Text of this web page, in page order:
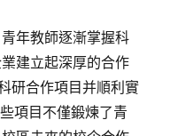
年教師逐漸掌握科
建立起深厚的合作
研合作項目并順利實
項目不僅鍛煉了青